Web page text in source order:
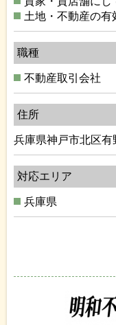
土地・不動産の有
職種
不動産取引会社
住所
兵庫県神戸市北区
対応エリア
兵庫県